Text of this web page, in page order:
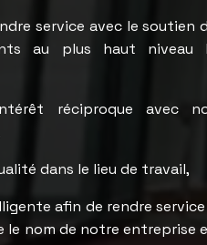
service avec le soutien
au plus haut niveau
réciproque avec
dans le lieu de travail,
afin de rendre
le nom de notre entreprise